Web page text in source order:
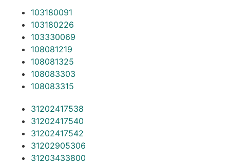
103180091
103180226
103330069
108081219
108081325
108083303
108083315
31202417538
31202417540
31202417542
31202905306
31203433800